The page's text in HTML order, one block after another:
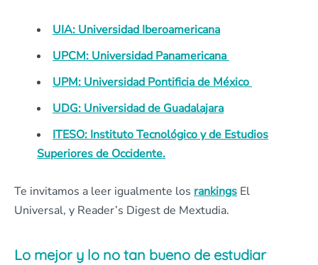
UIA: Universidad Iberoamericana
UPCM: Universidad Panamericana
UPM: Universidad Pontificia de México
UDG: Universidad de Guadalajara
ITESO: Instituto Tecnológico y de Estudios
Superiores de Occidente.
Te invitamos a leer igualmente los rankings El
Universal, y Reader’s Digest de Mextudia.
Lo mejor y lo no tan bueno de estudiar